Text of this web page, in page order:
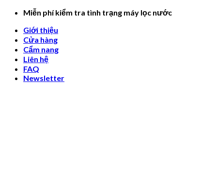
Skip
content
Miễn phí kiểm tra tình trạng máy lọc nước
Giới thiệu
Cửa hàng
Cẩm nang
Liên hệ
FAQ
Newsletter